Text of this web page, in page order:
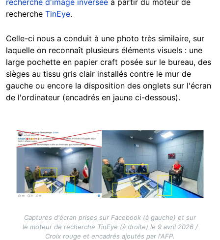
recherche d'image inversée à partir du moteur de
recherche TinEye.
Celle-ci nous a conduit à une photo très similaire, sur
laquelle on reconnaît plusieurs éléments visuels : une
large pochette en papier craft posée sur le bureau, des
sièges au tissu gris clair installés contre le mur de
gauche ou encore la disposition des onglets sur l'écran
de l'ordinateur (encadrés en jaune ci-dessous).
Image
Captures d'écran prises sur Facebook (à gauche) et sur
le moteur de recherche TinEye (à droite) le 9 avril 2026 /
Croix rouge et encadrés ajoutés par l'AFP.